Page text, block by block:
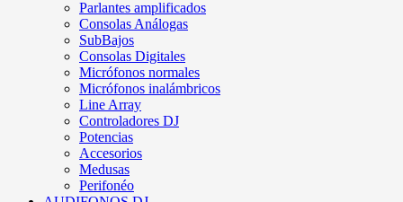
Parlantes amplificados
Consolas Análogas
SubBajos
Consolas Digitales
Micrófonos normales
Micrófonos inalámbricos
Line Array
Controladores DJ
Potencias
Accesorios
Medusas
Perifonéo